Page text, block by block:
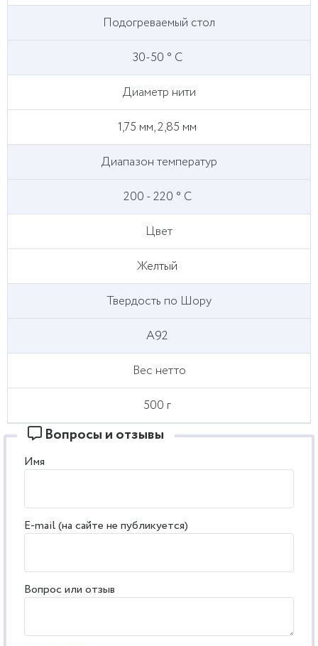
Подогреваемый стол
30-50 ° С
Диаметр нити
1,75 мм, 2,85 мм
Диапазон температур
200 - 220 ° С
Цвет
Желтый
Твердость по Шору
A92
Вес нетто
500 г
Вопросы и отзывы
Имя
E-mail (на сайте не публикуется)
Вопрос или отзыв